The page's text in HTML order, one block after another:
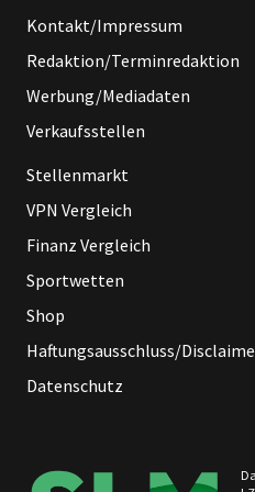
Kontakt/Impressum
Redaktion/Terminredaktion
Werbung/Mediadaten
Verkaufsstellen
Stellenmarkt
VPN Vergleich
Finanz Vergleich
Sportwetten
Shop
Haftungsausschluss/
Datenschutz